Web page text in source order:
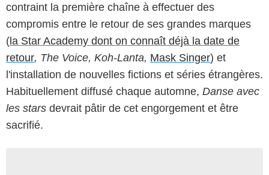
contraint la première chaîne à effectuer des
compromis entre le retour de ses grandes marques
(la Star Academy dont on connaît déjà la date de
retour, The Voice, Koh-Lanta, Mask Singer) et
l'installation de nouvelles fictions et séries étrangères.
Habituellement diffusé chaque automne, Danse avec
les stars devrait pâtir de cet engorgement et être
sacrifié.